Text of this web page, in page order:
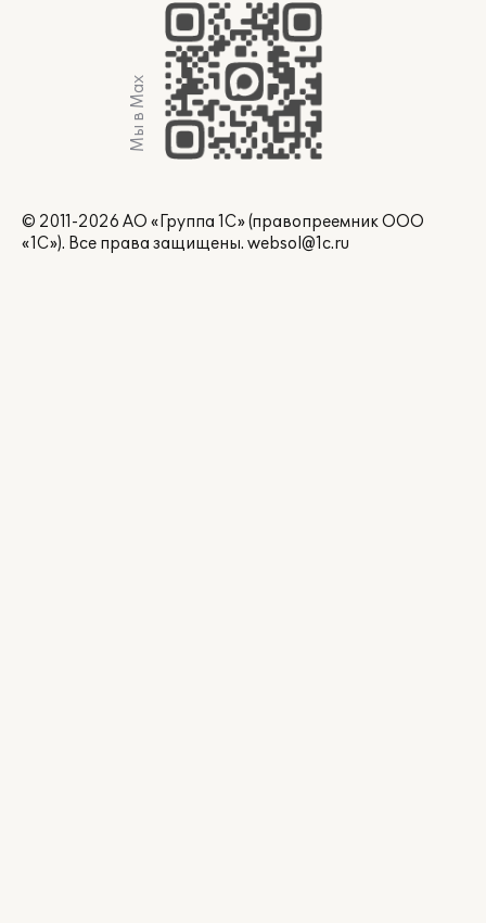
Мы в Max
© 2011-2026 АО «Группа 1С» (правопреемник ООО
«1С»). Все права защищены. websol@1c.ru